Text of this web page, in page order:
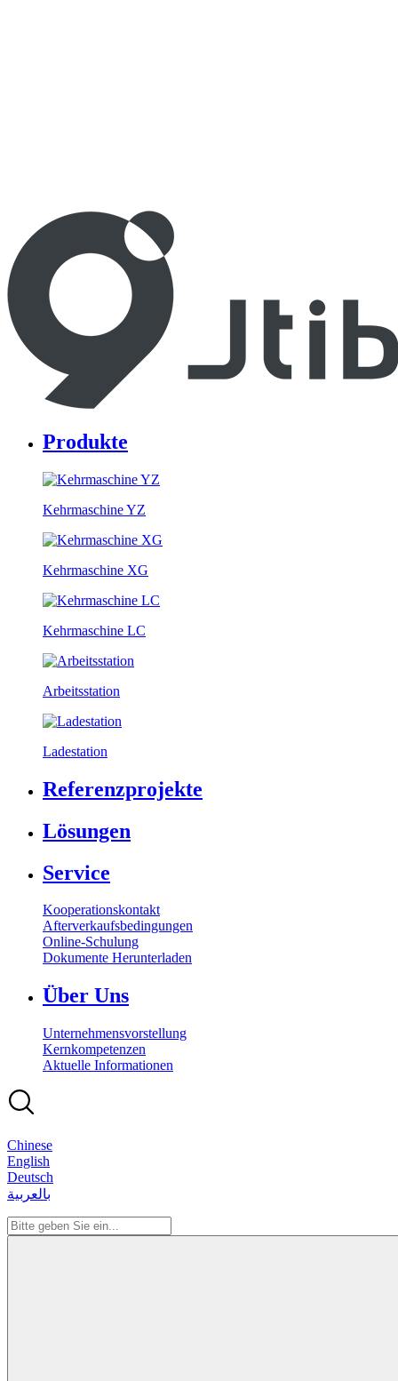
Produkte
Kehrmaschine YZ
Kehrmaschine XG
Kehrmaschine LC
Arbeitsstation
Ladestation
Referenzprojekte
Lösungen
Service
Kooperationskontakt
Afterverkaufsbedingungen
Online-Schulung
Dokumente Herunterladen
Über Uns
Unternehmensvorstellung
Kernkompetenzen
Aktuelle Informationen
Chinese
English
Deutsch
بالعربية